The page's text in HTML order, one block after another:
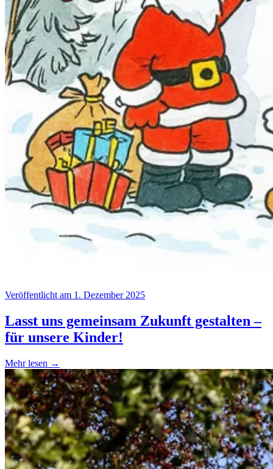
Veröffentlicht am 1. Dezember 2025
Lasst uns gemeinsam Zukunft gestalten –
für unsere Kinder!
Mehr lesen →